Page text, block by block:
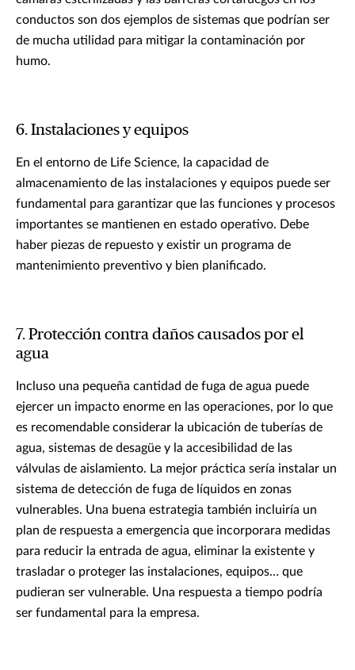
conductos son dos ejemplos de sistemas que podrían ser
de mucha utilidad para mitigar la contaminación por
humo.
6. Instalaciones y equipos
En el entorno de Life Science, la capacidad de
almacenamiento de las instalaciones y equipos puede ser
fundamental para garantizar que las funciones y procesos
importantes se mantienen en estado operativo. Debe
haber piezas de repuesto y existir un programa de
mantenimiento preventivo y bien planificado.
7. Protección contra daños causados por el
agua
Incluso una pequeña cantidad de fuga de agua puede
ejercer un impacto enorme en las operaciones, por lo que
es recomendable considerar la ubicación de tuberías de
agua, sistemas de desagüe y la accesibilidad de las
válvulas de aislamiento. La mejor práctica sería instalar un
sistema de detección de fuga de líquidos en zonas
vulnerables. Una buena estrategia también incluiría un
plan de respuesta a emergencia que incorporara medidas
para reducir la entrada de agua, eliminar la existente y
trasladar o proteger las instalaciones, equipos… que
pudieran ser vulnerable. Una respuesta a tiempo podría
ser fundamental para la empresa.